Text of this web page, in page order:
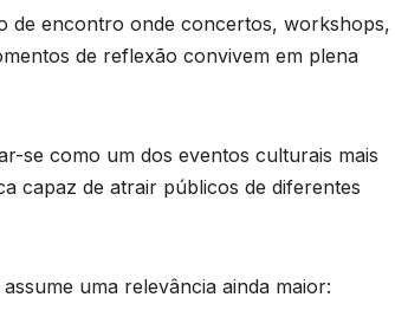
de encontro onde concertos, workshops,
de reflexão convivem em plena
se como um dos eventos culturais mais
capaz de atrair públicos de diferentes
uma relevância ainda maior: